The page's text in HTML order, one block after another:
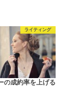
ライティング
の成約率を上げる